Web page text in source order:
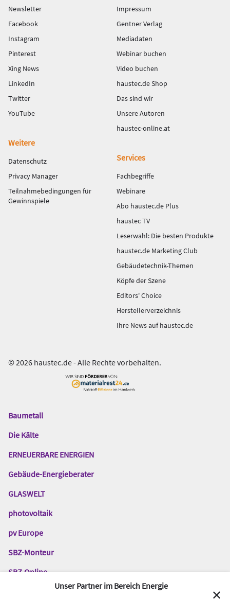
Newsletter
Facebook
Instagram
Pinterest
Xing News
LinkedIn
Twitter
YouTube
Impressum
Gentner Verlag
Mediadaten
Webinar buchen
Video buchen
haustec.de Shop
Das sind wir
Unsere Autoren
haustec-online.at
Weitere
Datenschutz
Privacy Manager
Teilnahmebedingungen für
Gewinnspiele
Services
Fachbegriffe
Webinare
Abo haustec.de Plus
haustec TV
Leserwahl: Die besten Produkte
haustec.de Marketing Club
Gebäudetechnik-Themen
Köpfe der Szene
Editors' Choice
Herstellerverzeichnis
Ihre News auf haustec.de
© 2026 haustec.de - Alle Rechte vorbehalten.
Das
Gentner
Baumetall
Die Kälte
ERNEUERBARE ENERGIEN
Gebäude-Energieberater
GLASWELT
photovoltaik
pv Europe
SBZ-Monteur
SBZ-Online
TGA-Fachplaner
Unser Partner im Bereich Energie
✕